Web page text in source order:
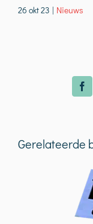
26 okt 23 | Nieuws
Gerelateerde